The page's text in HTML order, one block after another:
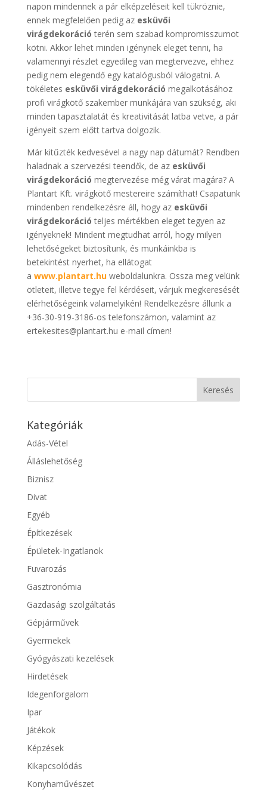
napon mindennek a pár elképzeléseit kell tükröznie,
ennek megfelelően pedig az esküvői
virágdekoráció terén sem szabad kompromisszumot
kötni. Akkor lehet minden igénynek eleget tenni, ha
valamennyi részlet egyedileg van megtervezve, ehhez
pedig nem elegendő egy katalógusból válogatni. A
tökéletes esküvői virágdekoráció megalkotásához
profi virágkötő szakember munkájára van szükség, aki
minden tapasztalatát és kreativitását latba vetve, a pár
igényeit szem előtt tartva dolgozik.
Már kitűzték kedvesével a nagy nap dátumát? Rendben
haladnak a szervezési teendők, de az esküvői
virágdekoráció megtervezése még várat magára? A
Plantart Kft. virágkötő mestereire számíthat! Csapatunk
mindenben rendelkezésre áll, hogy az esküvői
virágdekoráció teljes mértékben eleget tegyen az
igényeknek! Mindent megtudhat arról, hogy milyen
lehetőségeket biztosítunk, és munkáinkba is
betekintést nyerhet, ha ellátogat
a www.plantart.huweboldalunkra. Ossza meg velünk
ötleteit, illetve tegye fel kérdéseit, várjuk megkeresését
elérhetőségeink valamelyikén! Rendelkezésre állunk a
+36-30-919-3186-os telefonszámon, valamint az
ertekesites@plantart.hu e-mail címen!
Kategóriák
Adás-Vétel
Álláslehetőség
Biznisz
Divat
Egyéb
Építkezések
Épületek-Ingatlanok
Fuvarozás
Gasztronómia
Gazdasági szolgáltatás
Gépjárművek
Gyermekek
Gyógyászati kezelések
Hirdetések
Idegenforgalom
Ipar
Játékok
Képzések
Kikapcsolódás
Konyhaművészet